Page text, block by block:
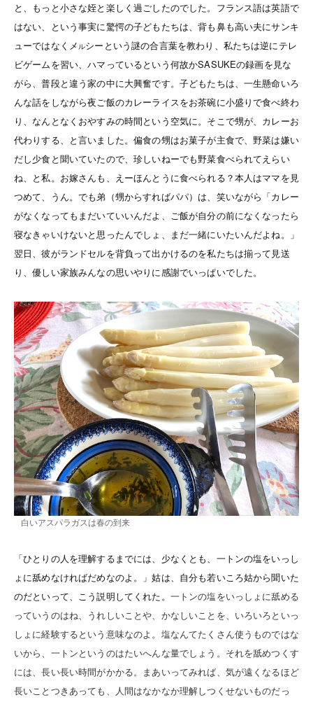
と、もっと小さな姪と楽しく過ごしたのでした。フランス語は英語で
はない、という事実に驚愕の子どもたちは、背も鼻も高い夫にサンキ
ューではなくメ ルシーという謎の合言葉を教わり、私たちは逆にテレ
ビゲームを習い、ハマっているという何故かSASUKEの録画を見な
がら、普段と違う家の中に大興奮です。子どもたちは、一生懸命いろ
んな話をしながら夜ご飯のカレーライスをお茶碗に小盛りで食べ終わ
り、なんとなくおやすみの時間という空気に。そこで甥が、カレーお
代わりする、と言いました。偏食の甥はお菓子が主食で、野菜は嫌い
だし少食と聞いていたので、珍しいねーでも野菜食べられてえらい
ね、と私。お嫁さんも、えーほんとうに食べられる？本人はママを見
つめて、うん。でも弟（甥からすればパパ）は、笑いながら「カレー
がなくなってもまだいていいんだよ、ご飯が自分の前になくなったら
寝なきゃいけないと思ったんでしょ、まだ一緒にいたいんだよね。」
翌日、彼がランドセルを背負って出かけるのを私たちは揃って見送
り、優しい家族みんなの思いやりに感謝でいっぱいでした。
白いアスパラガスは春の到来
「ひとりの人を理解するまでには、少なくとも、一トンの塩をいっし
ょに舐めなければだめなのよ。」姑は、自分も若いころ姑から聞いた
のだといって、こう説明してくれた。 一トンの塩をいっしょに舐める
っていうのはね、うれしいことや、かなしいことを、いろいろといっ
しょに経験するという意味なのよ。塩なんてたくさん使うものではな
いから、一トンというのはたいへんな量でしょう。それを舐めつくす
には、長い長い時間がかかる。まあいってみれば、気が遠くなるほど
長いことつきあっても、人間はなかなか理解しつくせないものだっ